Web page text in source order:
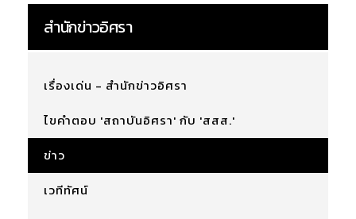
สำนักข่าวอิศรา
เรื่องเด่น - สำนักข่าวอิศรา
ไขคำตอบ 'สถาบันอิศรา' กับ 'สสส.'
ข่าว
เวทีทัศน์